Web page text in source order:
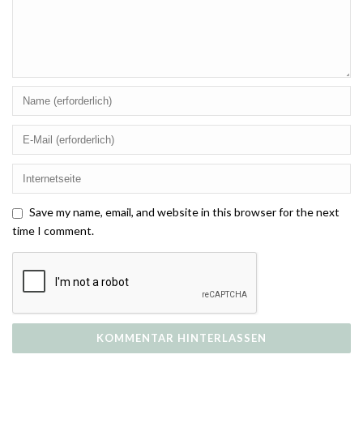
Save my name, email, and website in this browser for the next
time I comment.